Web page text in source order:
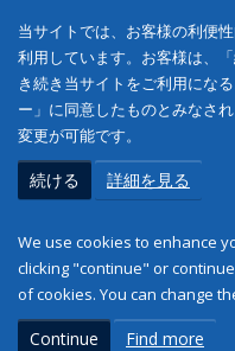
当サイトでは、お客様の利便
利用しています。お客様は、
き続き当サイトをご利用にな
ー」に同意したものとみなさ
変更が可能です。
続ける 詳細を見る
We use cookies to enhance
clicking "continue" or
of cookies. You can change
Continue Find more